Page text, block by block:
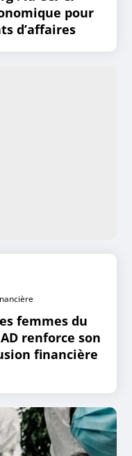
pour
d’affaires
femmes du
renforce son
financière